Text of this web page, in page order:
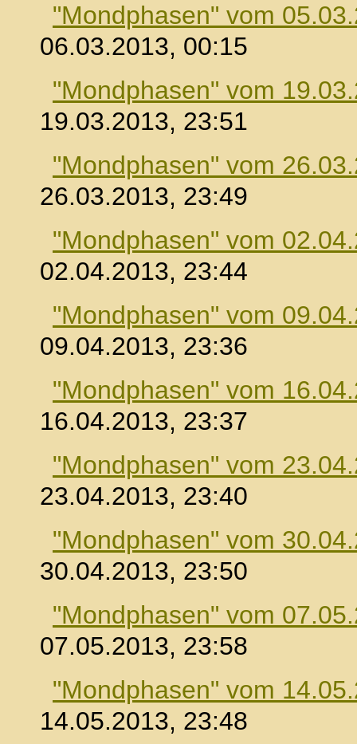
"Mondphasen" vom
06.03.2013, 00:15
"Mondphasen" vom
19.03.2013, 23:51
"Mondphasen" vom
26.03.2013, 23:49
"Mondphasen" vom
02.04.2013, 23:44
"Mondphasen" vom
09.04.2013, 23:36
"Mondphasen" vom
16.04.2013, 23:37
"Mondphasen" vom
23.04.2013, 23:40
"Mondphasen" vom
30.04.2013, 23:50
"Mondphasen" vom
07.05.2013, 23:58
"Mondphasen" vom
14.05.2013, 23:48